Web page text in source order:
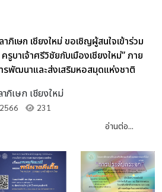
เษก เชียงใหม่ ขอเชิญผู้สนใจเข้าร่วม
บาเจ้าศรีวิชัยกับเมืองเชียงใหม่” ภาย
รพัฒนาและส่งเสริมหอสมุดแห่งชาติ
ภิเษก เชียงใหม่
231
อ่านต่อ...